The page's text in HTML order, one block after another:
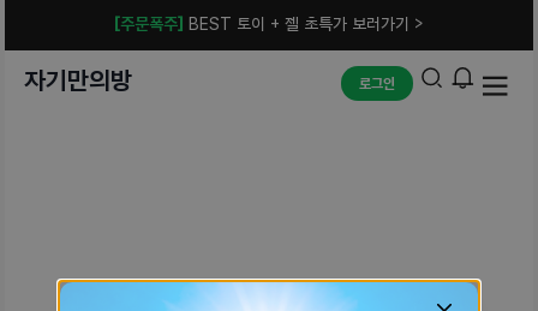
[주문폭주] BEST 토이 + 젤 초특가 보러가기 >
자기만의방 로그인